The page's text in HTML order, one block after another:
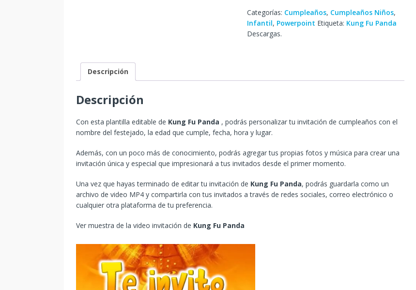
Categorías: Cumpleaños, Cumpleaños Niños,
Infantil, Powerpoint Etiqueta: Kung Fu Panda
Descargas.
Descripción
Descripción
Con esta plantilla editable de Kung Fu Panda , podrás personalizar tu invitación de cumpleaños con el
nombre del festejado, la edad que cumple, fecha, hora y lugar.
Además, con un poco más de conocimiento, podrás agregar tus propias fotos y música para crear una
invitación única y especial que impresionará a tus invitados desde el primer momento.
Una vez que hayas terminado de editar tu invitación de Kung Fu Panda, podrás guardarla como un
archivo de video MP4 y compartirla con tus invitados a través de redes sociales, correo electrónico o
cualquier otra plataforma de tu preferencia.
Ver muestra de la video invitación de Kung Fu Panda